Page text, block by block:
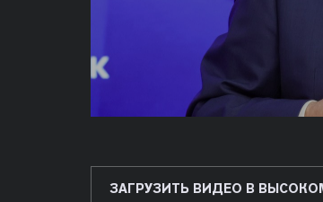
ЗАГРУЗИТЬ ВИДЕО В